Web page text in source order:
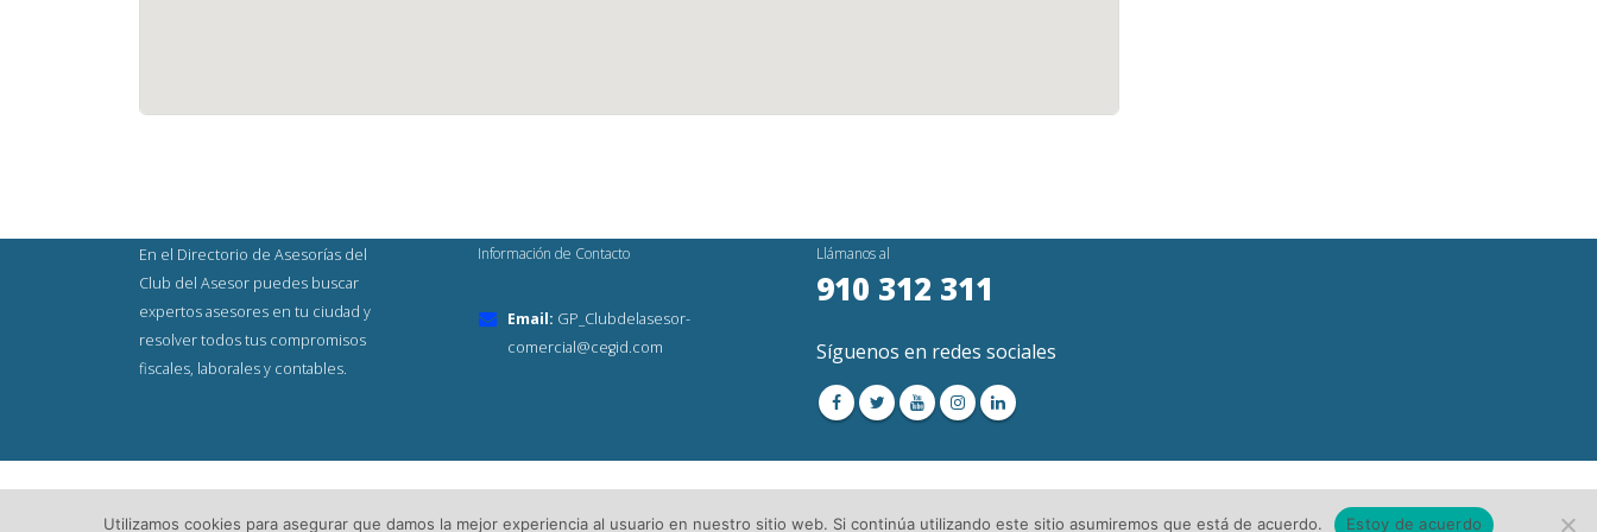
En el Directorio de Asesorías del
Club del Asesor puedes buscar
expertos asesores en tu ciudad y
resolver todos tus compromisos
fiscales, laborales y contables.
Información de Contacto
Email: GP_Clubdelasesor-
comercial@cegid.com
Llámanos al
910 312 311
Síguenos en redes sociales
Utilizamos cookies para asegurar que damos la mejor experiencia al usuario en nuestro sitio web. Si continúa utilizando este sitio asumiremos que está de acuerdo. Estoy de acuerdo